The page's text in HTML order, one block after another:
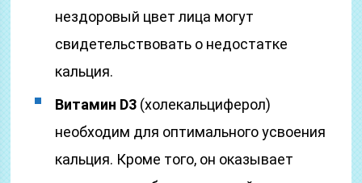
нездоровый цвет лица могут
свидетельствовать о недостатке
кальция.
Витамин D3 (холекальциферол)
необходим для оптимального усвоения
кальция. Кроме того, он оказывает